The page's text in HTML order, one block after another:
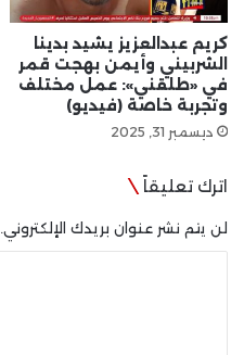
كريم عبدالعزيز يشيد بدينا
الشربيني وأيمن بهجت قمر
في «طلقني»: عمل مختلف
وتجربة خاصة (فيديو)
ديسمبر 31, 2025
اترك تعليقاً
لن يتم نشر عنوان بريدك الإلكتروني.